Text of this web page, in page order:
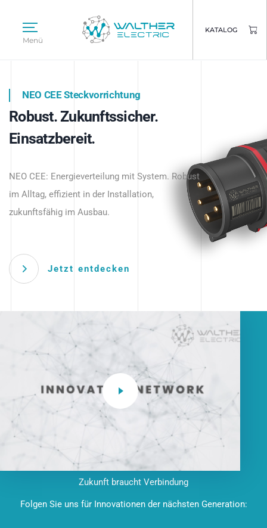
Menü
KATALOG
Intelligente Stromverteilung
beginnt hier.
NEO CEE Steckvorrichtung
Robust. Zukunftssicher.
Einsatzbereit.
NEO CEE: Energieverteilung mit System. Robust
im Alltag, effizient in der Installation,
zukunftsfähig im Ausbau.
Jetzt entdecken
Intelligenz trifft Energie.
Anwendungen – robust, IP-geschützt und
zukunftsfähig.
Zukunft braucht Verbindung
Folgen Sie uns für Innovationen der nächsten Generation: